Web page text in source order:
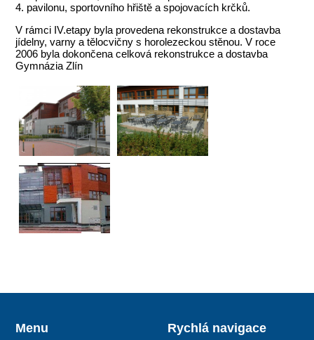
4. pavilonu, sportovního hřiště a spojovacích krčků.
V rámci IV.etapy byla provedena rekonstrukce a dostavba
jídelny, varny a tělocvičny s horolezeckou stěnou. V roce
2006 byla dokončena celková rekonstrukce a dostavba
Gymnázia Zlín
Menu Rychlá navigace